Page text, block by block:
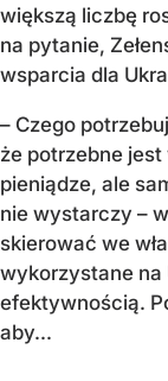
większą liczbę
na pytanie,
wsparcia dla
– Czego
że potrzebne
pieniądze, ale
nie wystarczy –
skierować we
wykorzystane na
efektywnością.
aby...